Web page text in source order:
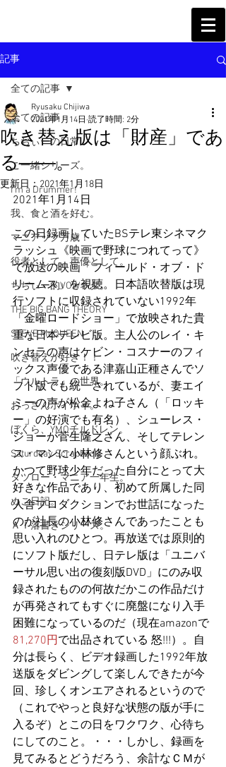
記事
全ての記事
ちぢぃーの日常
ご一緒シリーズ。
I'm a Drummer!
我、食と酒を好む。
マニアック万歳！
役者として、声優として。
ちぢぃー的VOWネタ。
THE BIG BANG THEORY
STEVE McQUEEN
吹き替えが好き！！
「ウルトラ」の世界。
おっさんホイホイ。
ぼくら、YMOチルドレン。
Saturdeay Scrapbook
タツロー・マニア一年生。
ぬこ日記。
ＡＩ落書きシリーズ。
全ての記事
吹き替え版は「財産」であ
る――。
Ryusaku Chijiwa
2021年1月14日 読了時間: 2分
更新日：2021年1月18日
2021年1月14日
この日録画していたBSテレ東シネマク
ラッシュ《映画で野球につれてって》
で放送の映画「フィールド・オブ・ド
リームス」を視聴。日本語吹替版は現
行ソフトに収録されていない1992年
「金曜ロードショー」で放映された貴
重な日本テレビ版。主人公のレイ・キ
ンセラの声はケビン・コスナーのフィ
ックス声優である津嘉山正種さんでソ
フト版でも統一されているが、妻エイ
ミーの声が松金よね子さん（「ロッキ
ー」の好演でも有名）、シューレス・
ジョーが菅生隆之さん、そしてテレン
ス・マンに小林修さんという顔ぶれ。
かつて野球少年だった自分にとって大
好きな作品であり、初めて所属した同
人舎プロダクションでお世話になった
のが社長の小林修さんであったことも
思い入れのひとつ。再放送では原則的
にソフト版だし、日テレ版は「ユニバ
ーサル思い出の復刻版DVD」にのみ収
録されたものの何故だかこの作品だけ
が再発されてもすぐに廃盤になり入手
困難になっているのだ（現在amazonで
81,270円で出品されている 怒!!!）。自
分は長らく、ビデオ録画した1992年放
送版をダビングして楽しんできたが今
回、珍しくオンエアされるというので
（これでやっと良好な状態の版が手に
入るぞ）とこの日をワクワク、心待ち
にしてのこと。・・・しかし、録画を
見てみるとどうだろう、余計なＣＭが